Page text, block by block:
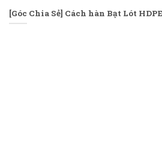
[Góc Chia Sẻ] Cách hàn Bạt Lót